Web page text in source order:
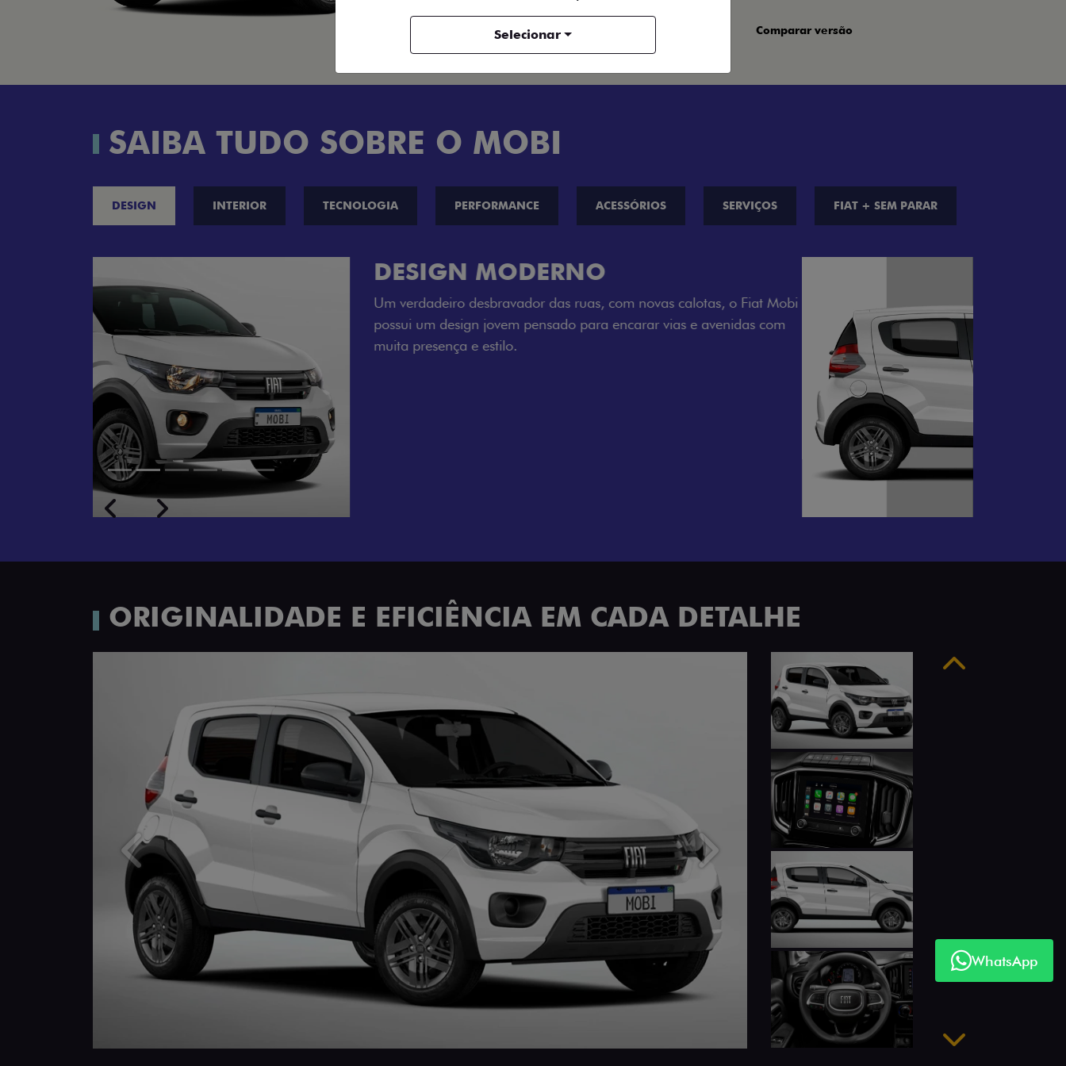
ENTRAR EM CONTATO Comparar versão
SAIBA TUDO SOBRE O MOBI
DESIGN INTERIOR TECNOLOGIA PERFORMANCE ACESSÓRIOS SERVIÇOS FIAT + SEM PARAR
CINCO OPÇÕES DE CORES
O Fiat Mobi tem sempre uma opção de cor que é a sua cara. Escolha
entre o Preto Vulcano, Vermelho Montecarlo, Branco Banchisa, Prata
Próximo
Rodas de liga leve
PreviousNext
ORIGINALIDADE E EFICIÊNCIA EM CADA DETALHE
Anterior Próximo
Anterior
WhatsApp
Selecionar